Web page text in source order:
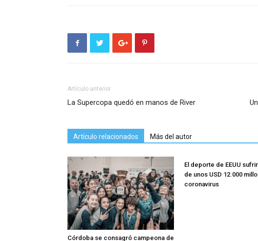
Artículo anterior
La Supercopa quedó en manos de River
Artículo relacionados Más del autor
Córdoba se consagró campeona de
El deporte de EEUU
de unos USD 12.000
coronavirus